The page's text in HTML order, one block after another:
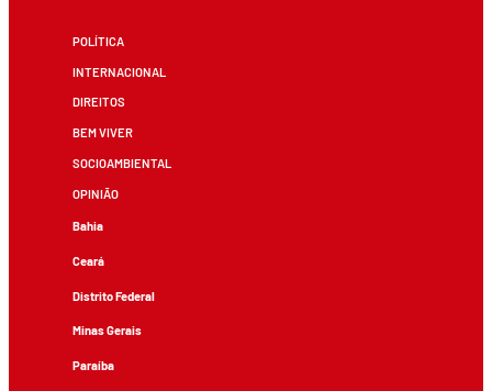
POLÍTICA
INTERNACIONAL
DIREITOS
BEM VIVER
SOCIOAMBIENTAL
OPINIÃO
Bahia
Ceará
Distrito Federal
Minas Gerais
Paraíba